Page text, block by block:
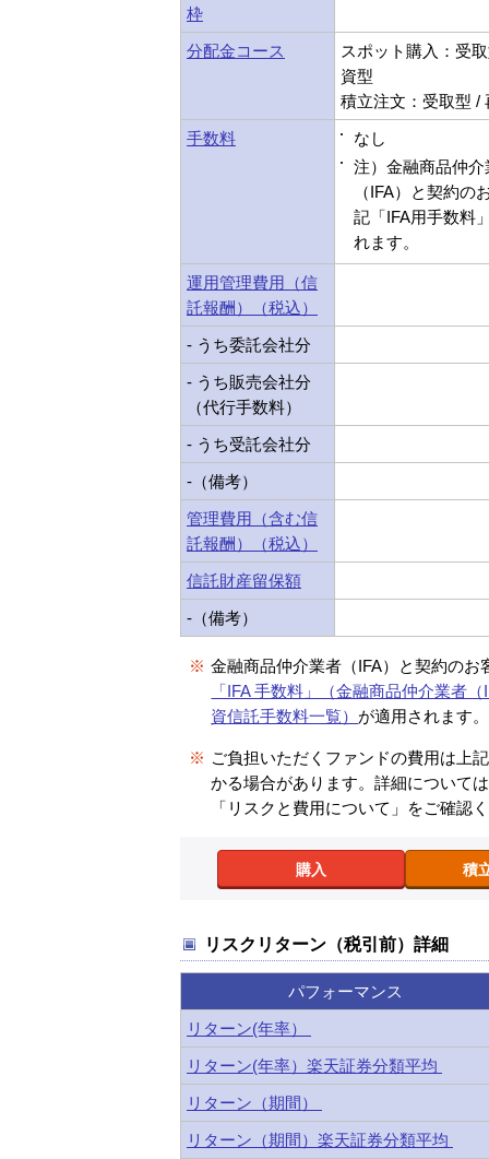
枠
分配金コース
スポット購入：受
資型
積立注文：受取型 /
手数料
なし
注）金融商品仲介
（IFA）と契約の
記「IFA用手数料
れます。
運用管理費用（信
託報酬）（税込）
- うち委託会社分
- うち販売会社分
（代行手数料）
- うち受託会社分
-（備考）
管理費用（含む信
託報酬）（税込）
信託財産留保額
-（備考）
※ 金融商品仲介業者（IFA）と契約のお
「IFA 手数料」（金融商品仲介業者
資信託手数料一覧） が適用されます。
※ ご負担いただくファンドの費用は上
かる場合があります。詳細について
「リスクと費用について」をご確認
購入 積
リスクリターン（税引前）詳細
パフォーマンス
リターン(年率）
リターン(年率）楽天証券分類平均
リターン（期間）
リターン（期間）楽天証券分類平均